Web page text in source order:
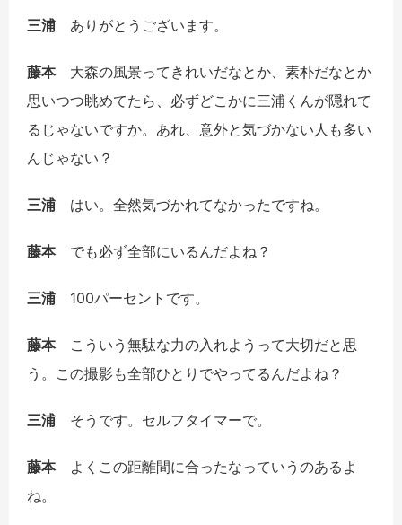
三浦 ありがとうございます。
藤本大森の風景ってきれいだなとか、素朴だなとか
思いつつ眺めてたら、必ずどこかに三浦くんが隠れて
るじゃないですか。あれ、意外と気づかない人も多い
んじゃない？
三浦 はい。全然気づかれてなかったですね。
藤本でも必ず全部にいるんだよね？
三浦 100パーセントです。
藤本こういう無駄な力の入れようって大切だと思
う。この撮影も全部ひとりでやってるんだよね？
三浦 そうです。セルフタイマーで。
藤本よくこの距離間に合ったなっていうのあるよ
ね。